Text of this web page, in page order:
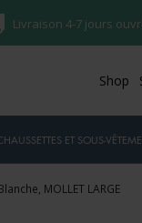
Livraison 4-7 jours
Shop
ET SOUS-
MOLLET LARGE